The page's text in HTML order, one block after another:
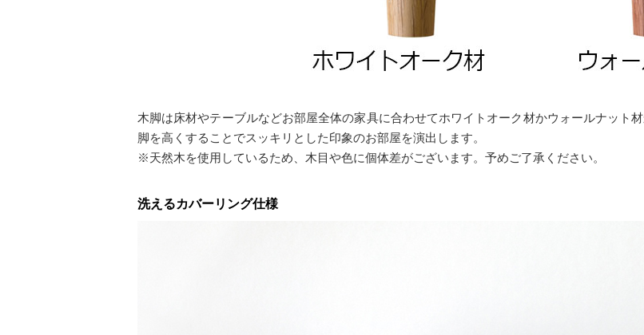
木脚は床材やテーブルなどお部屋全体の家具に合わせてホワイトオーク材かウォールナット
脚を高くすることでスッキリとした印象のお部屋を演出します。
※天然木を使用しているため、木目や色に個体差がございます。予めご了承ください。
洗えるカバーリング仕様